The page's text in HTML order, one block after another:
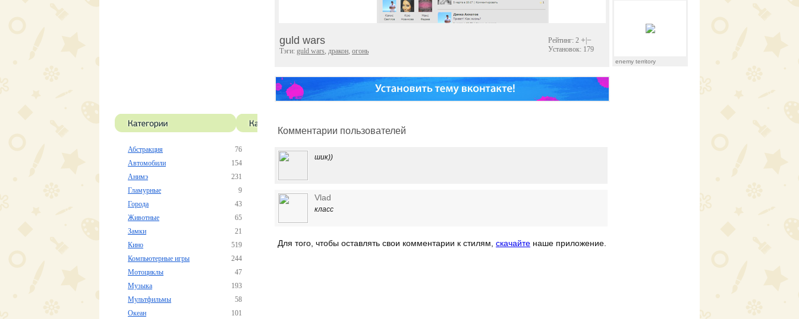
Абстракция
76
Автомобили
154
Анимэ
231
Гламурные
9
Города
43
Животные
65
Замки
21
Кино
519
Компьютерные игры
244
Мотоциклы
47
Музыка
193
Мультфильмы
58
Океан
101
guld wars
Тэги: guld wars, дракон, огонь
Рейтинг: 2 + −
Установок: 179
enemy territory
Комментарии пользователей
шик))
Vlad
класс
Для того, чтобы оставлять свои комментарии к стилям, скачайте наше приложение.